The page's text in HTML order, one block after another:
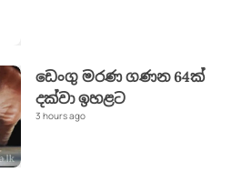
ඩෙංගු මරණ ගණන 64ක්
දක්වා ඉහළට
3 hours ago